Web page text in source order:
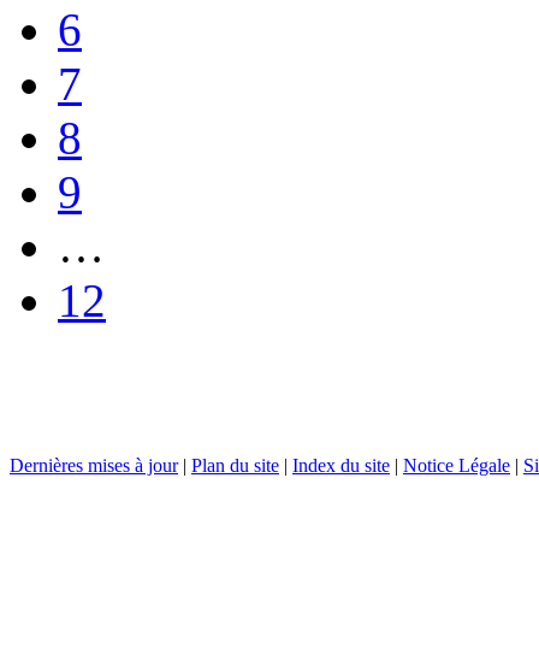
6
7
8
9
…
12
Dernières mises à jour| Plan du site | Index du site | Notice Légale |